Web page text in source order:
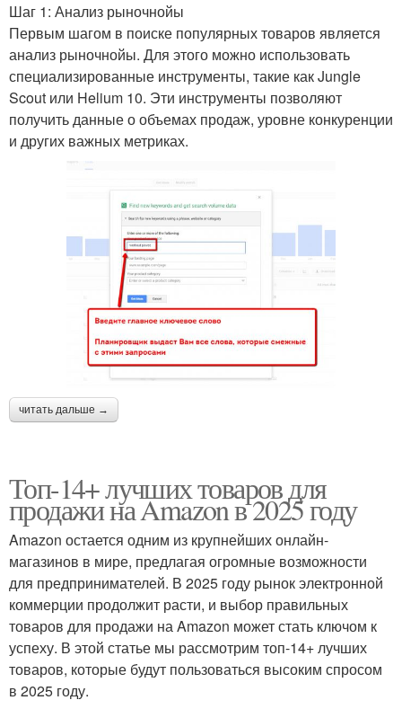
Шаг 1: Анализ рыночнойы
Первым шагом в поиске популярных товаров является
анализ рыночнойы. Для этого можно использовать
специализированные инструменты, такие как Jungle
Scout или Helium 10. Эти инструменты позволяют
получить данные о объемах продаж, уровне конкуренции
и других важных метриках.
читать дальше →
Топ-14+ лучших товаров для
продажи на Amazon в 2025 году
Amazon остается одним из крупнейших онлайн-
магазинов в мире, предлагая огромные возможности
для предпринимателей. В 2025 году рынок электронной
коммерции продолжит расти, и выбор правильных
товаров для продажи на Amazon может стать ключом к
успеху. В этой статье мы рассмотрим топ-14+ лучших
товаров, которые будут пользоваться высоким спросом
в 2025 году.